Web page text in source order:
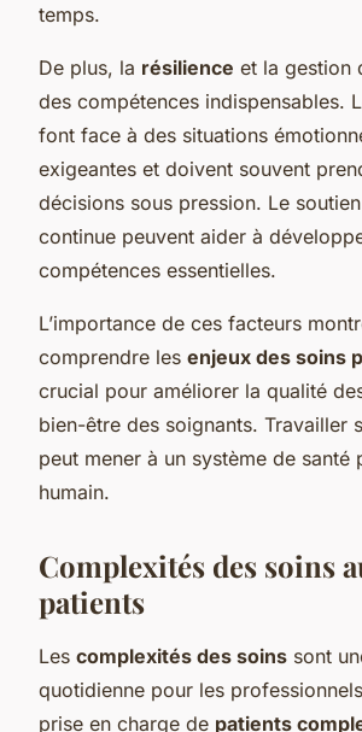
temps.
De plus, la résilience et la gestion
des compétences indispensables.
font face à des situations
exigeantes et doivent souvent
décisions sous pression. Le
continue peuvent aider à
compétences essentielles.
L’importance de ces facteurs
comprendre les enjeux des soins
crucial pour améliorer la qualité
bien-être des soignants. Travailler
peut mener à un système de santé
humain.
Complexités des soins
patients
Les complexités des soins sont
quotidienne pour les
prise en charge de patients